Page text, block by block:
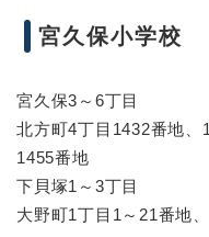
宮久保小学校
宮久保3～6丁目
北方町4丁目1432番地、
1455番地
下貝塚1～3丁目
大野町1丁目1～21番地